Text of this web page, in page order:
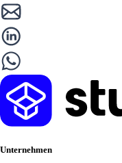
Unternehmen